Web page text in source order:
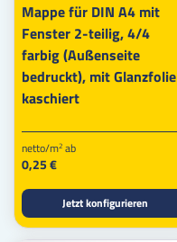
Mappe für DIN A4 mit
Fenster 2-teilig, 4/4
farbig (Außenseite
bedruckt), mit Glanzfolie
kaschiert
netto/m2 ab
0,25 €
Jetzt konfigurieren